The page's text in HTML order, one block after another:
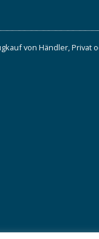
von Händler, Privat